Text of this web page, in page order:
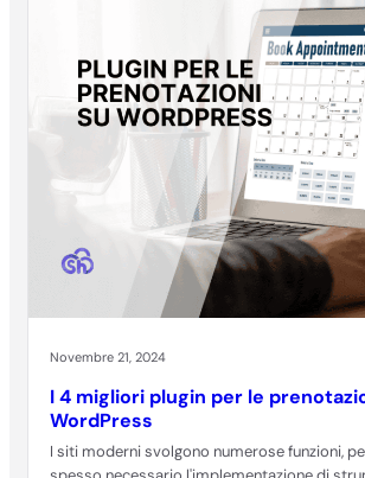
Novembre 21, 2024
I 4 migliori plugin per le
WordPress
I siti moderni svolgono numerose funzioni,